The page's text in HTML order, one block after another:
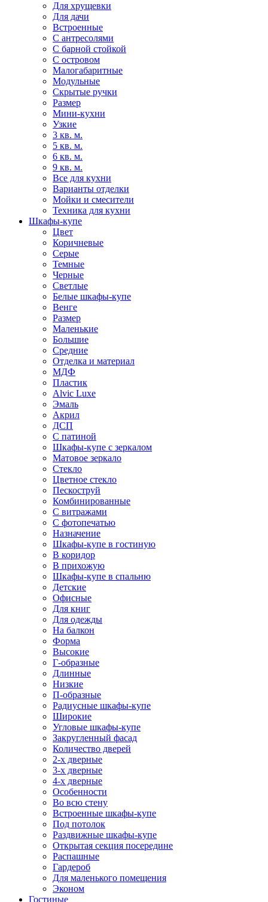
Для хрущевки
Для дачи
Встроенные
С антресолями
С барной стойкой
С островом
Малогабаритные
Модульные
Скрытые ручки
Размер
Мини-кухни
Узкие
3 кв. м.
5 кв. м.
6 кв. м.
9 кв. м.
Все для кухни
Варианты отделки
Мойки и смесители
Техника для кухни
Шкафы-купе
Цвет
Коричневые
Серые
Темные
Черные
Светлые
Белые шкафы-купе
Венге
Размер
Маленькие
Большие
Средние
Отделка и материал
МДФ
Пластик
Alvic Luxe
Эмаль
Акрил
ДСП
С патиной
Шкафы-купе с зеркалом
Матовое зеркало
Стекло
Цветное стекло
Пескоструй
Комбинированные
С витражами
С фотопечатью
Назначение
Шкафы-купе в гостиную
В коридор
В прихожую
Шкафы-купе в спальню
Детские
Офисные
Для книг
Для одежды
На балкон
Форма
Высокие
Г-образные
Длинные
Низкие
П-образные
Радиусные шкафы-купе
Широкие
Угловые шкафы-купе
Закругленный фасад
Количество дверей
2-х дверные
3-х дверные
4-х дверные
Особенности
Во всю стену
Встроенные шкафы-купе
Под потолок
Раздвижные шкафы-купе
Открытая секция посередине
Распашные
Гардероб
Для маленького помещения
Эконом
Гостиные